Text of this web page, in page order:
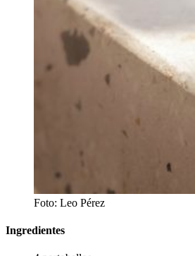
Foto: Leo Pérez
Ingredientes